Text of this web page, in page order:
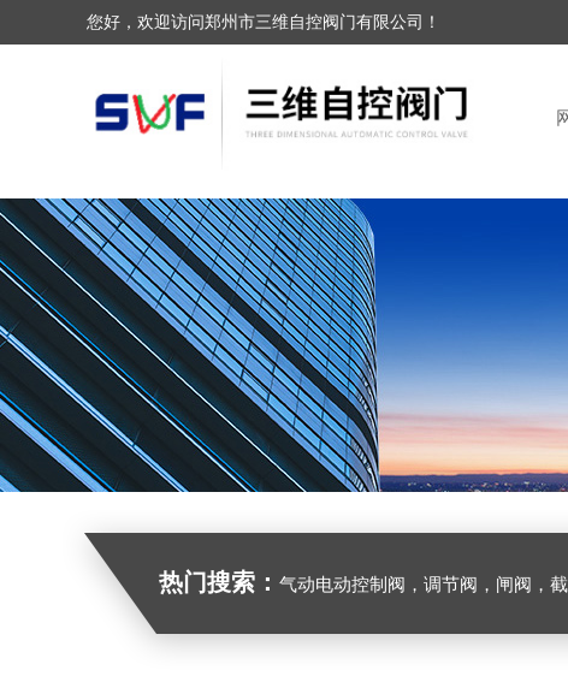
您好，欢迎访问郑州市三维自控阀门有限公司！
热门搜索： 气动电动控制阀，调节阀，闸阀，截止阀，球阀，蝶阀，止回